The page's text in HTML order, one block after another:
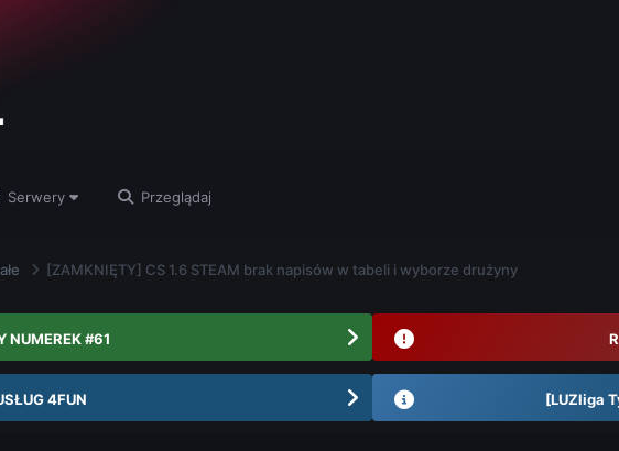
Serwery Przeglądaj
[ZAMKNIĘTY] CS 1.6 STEAM brak napisów w tabeli i wyborze drużyny
NUMEREK #61
4FUN [LUZliga